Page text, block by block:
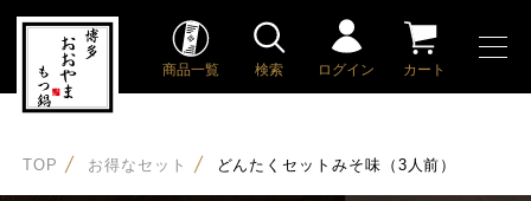
商品一覧 検索 ログイン カート
TOP お得なセット どんたくセットみそ味（3人前）